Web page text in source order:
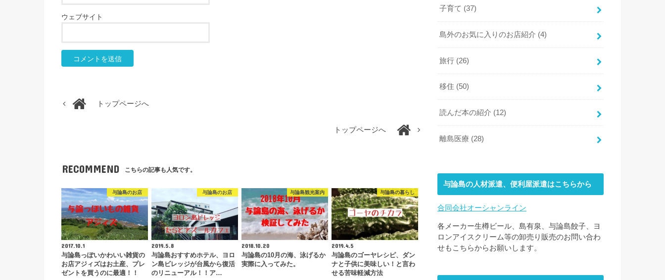
ウェブサイト
トップページへ
トップページへ
RECOMMEND こちらの記事も人気です。
与論島のお店
2017.10.1
与論島っぽいかわいい雑貨の
お店アジィズはお土産、プレ
ゼントを買うのに最適！！
与論島のお店
2019.5.8
与論島おすすめホテル、ヨロ
ン島ビレッジが台風から復活
のリニューアル！！ア…
与論島観光案内
2018.10.20
与論島の10月の海、泳げるか
実際に入ってみた。
与論島の暮らし
2019.4.5
与論島のゴーヤレシピ、ダン
ナと子供に美味しい！と言わ
せる苦味軽減方法
子育て (37)
島外のお気に入りのお店紹介 (4)
旅行 (26)
移住 (50)
読んだ本の紹介 (12)
離島医療 (28)
与論島の人材派遣、便利屋派遣はこちらから
合同会社オーシャンライン
各メーカー生樽ビール、島有泉、与論島餃子、ヨ
ロンアイスクリーム等の卸売り販売のお問い合わ
せもこちらからお願いします。